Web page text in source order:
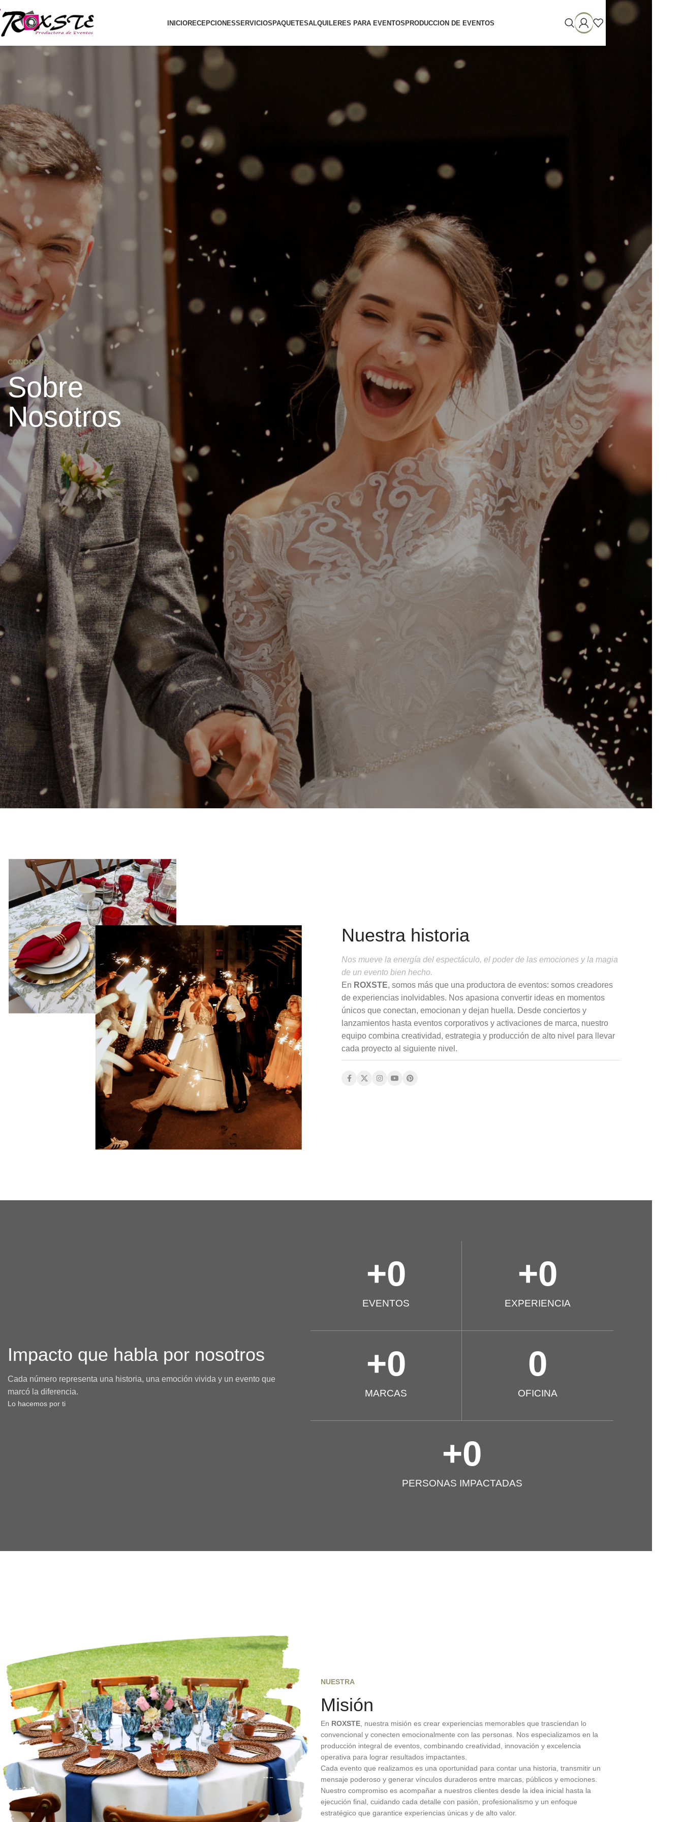
INICIORECEPCIONESSERVICIOSPAQUETESALQUILERES PARA EVENTOSPRODUCCION DE EVENTOS
CONOCENOS
Sobre
Nosotros
Nuestra historia
Nos mueve la energía del espectáculo, el poder de las emociones y la magia
de un evento bien hecho.
En ROXSTE, somos más que una productora de eventos: somos creadores
de experiencias inolvidables. Nos apasiona convertir ideas en momentos
únicos que conectan, emocionan y dejan huella. Desde conciertos y
lanzamientos hasta eventos corporativos y activaciones de marca, nuestro
equipo combina creatividad, estrategia y producción de alto nivel para llevar
cada proyecto al siguiente nivel.
Impacto que habla por nosotros
Cada número representa una historia, una emoción vivida y un evento que
marcó la diferencia.
Lo hacemos por ti
EVENTOS
+0
EXPERIENCIA
+0
MARCAS
+0
OFICINA
0
PERSONAS IMPACTADAS
+0
NUESTRA
Misión
En ROXSTE , nuestra misión es crear experiencias memorables que trasciendan lo
convencional y conecten emocionalmente con las personas. Nos especializamos en la
producción integral de eventos, combinando creatividad, innovación y excelencia
operativa para lograr resultados impactantes.
Cada evento que realizamos es una oportunidad para contar una historia, transmitir un
mensaje poderoso y generar vínculos duraderos entre marcas, públicos y emociones.
Nuestro compromiso es acompañar a nuestros clientes desde la idea inicial hasta la
ejecución final, cuidando cada detalle con pasión, profesionalismo y un enfoque
estratégico que garantice experiencias únicas y de alto valor.